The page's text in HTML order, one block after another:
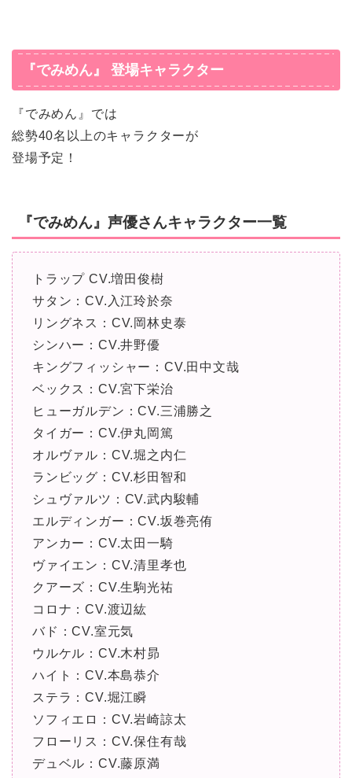
『でみめん』 登場キャラクター
『でみめん』では
総勢40名以上のキャラクターが
登場予定！
『でみめん』声優さんキャラクター一覧
トラップ CV.増田俊樹
サタン：CV.入江玲於奈
リングネス：CV.岡林史泰
シンハー：CV.井野優
キングフィッシャー：CV.田中文哉
ベックス：CV.宮下栄治
ヒューガルデン：CV.三浦勝之
タイガー：CV.伊丸岡篤
オルヴァル：CV.堀之内仁
ランビッグ：CV.杉田智和
シュヴァルツ：CV.武内駿輔
エルディンガー：CV.坂巻亮侑
アンカー：CV.太田一騎
ヴァイエン：CV.清里孝也
クアーズ：CV.生駒光祐
コロナ：CV.渡辺紘
バド：CV.室元気
ウルケル：CV.木村昴
ハイト：CV.本島恭介
ステラ：CV.堀江瞬
ソフィエロ：CV.岩崎諒太
フローリス：CV.保住有哉
デュベル：CV.藤原満